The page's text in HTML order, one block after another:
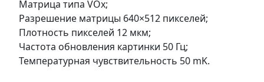
Матрица типа VOx;
Разрешение матрицы 640×512 пикселей;
Плотность пикселей 12 мкм;
Частота обновления картинки 50 Гц;
Температурная чувствительность 50 mK.